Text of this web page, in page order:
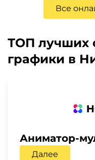
Все
ТОП лучших
графики в
Аниматор-
Далее